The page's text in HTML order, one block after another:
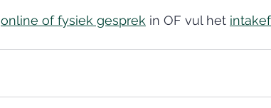
online of fysiek gesprek in OF vul het